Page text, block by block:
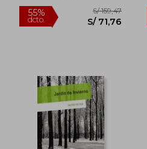
55% S/ 145,87